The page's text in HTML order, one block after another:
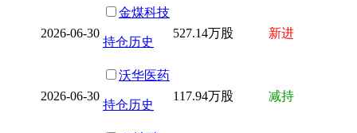
2026-06-30
金煤科技
持仓历史
527.14万股 新进
2026-06-30
沃华医药
持仓历史
117.94万股 减持